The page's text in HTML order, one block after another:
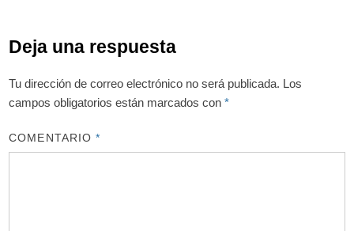
Deja una respuesta
Tu dirección de correo electrónico no será publicada. Los
campos obligatorios están marcados con*
COMENTARIO*